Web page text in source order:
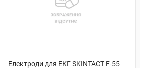
Електроди для ЕКГ SKINTACT F-55